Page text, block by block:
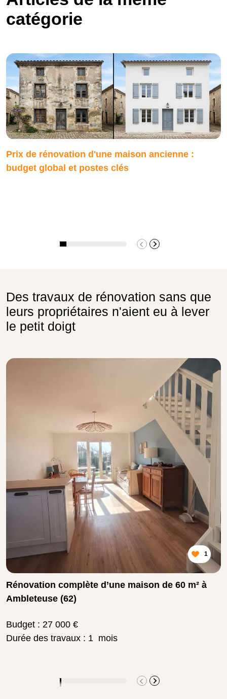
catégorie
Prix de rénovation d'une maison ancienne :
budget global et postes clés
Des travaux de rénovation sans que
leurs propriétaires n'aient eu à lever
le petit doigt
1
Rénovation complète d’une maison de 60 m² à
Ambleteuse (62)
Budget : 27 000 €
Durée des travaux : 1 mois